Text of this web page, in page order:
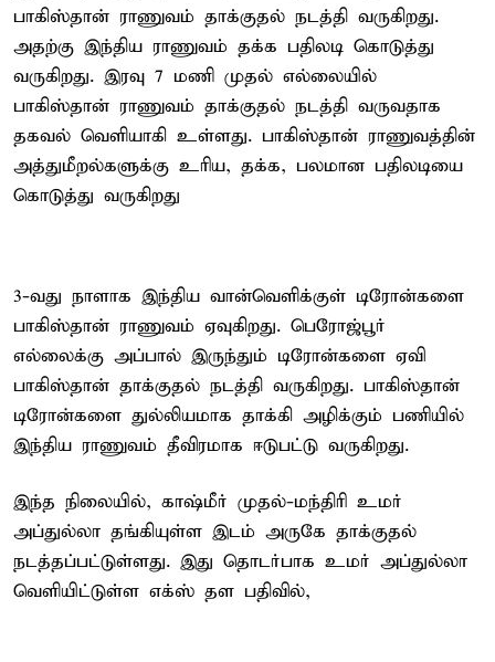
பாகிஸ்தான் ராணுவம் தாக்குதல் நடத்தி வருகிறது.
அதற்கு இந்திய ராணுவம் தக்க பதிலடி கொடுத்து
வருகிறது. இரவு 7 மணி முதல் எல்லையில்
பாகிஸ்தான் ராணுவம் தாக்குதல் நடத்தி வருவதாக
தகவல் வெளியாகி உள்ளது. பாகிஸ்தான் ராணுவத்தின்
அத்துமீறல்களுக்கு உரிய, தக்க, பலமான பதிலடியை
கொடுத்து வருகிறது
3-வது நாளாக இந்திய வான்வெளிக்குள் டிரோன்களை
பாகிஸ்தான் ராணுவம் ஏவுகிறது. பெரோஜ்பூர்
எல்லைக்கு அப்பால் இருந்தும் டிரோன்களை ஏவி
பாகிஸ்தான் தாக்குதல் நடத்தி வருகிறது. பாகிஸ்தான்
டிரோன்களை துல்லியமாக தாக்கி அழிக்கும் பணியில்
இந்திய ராணுவம் தீவிரமாக ஈடுபட்டு வருகிறது.
இந்த நிலையில், காஷ்மீர் முதல்-மந்திரி உமர்
அப்துல்லா தங்கியுள்ள இடம் அருகே தாக்குதல்
நடத்தப்பட்டுள்ளது. இது தொடர்பாக உமர் அப்துல்லா
வெளியிட்டுள்ள எக்ஸ் தள பதிவில்,